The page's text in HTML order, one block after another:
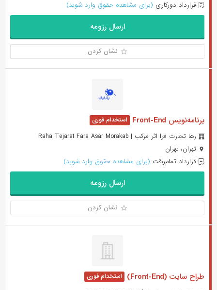
قرارداد دورکاری (برای مشاهده حقوق وارد شوید)
ارسال رزومه
نشان کردن
برنامه‌نویس Front-End
رها تجارت فرا اثر مرکب | Raha Tejarat Fara Asar Morakab
تهران، تهران
قرارداد تمام‌وقت (برای مشاهده حقوق وارد شوید)
ارسال رزومه
نشان کردن
طراح سایت (Front-End)